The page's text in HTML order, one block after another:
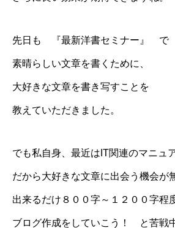
先日も 『最新洋書セミナー』 で
素晴らしい文章を書くために、
大好きな文章を書き写すことを
教えていただきました。
でも私自身、最近はIT関連のマニュ
だから大好きな文章に出会う機会が
出来るだけ８００字～１２００字程
ブログ作成をしていこう！ と苦戦